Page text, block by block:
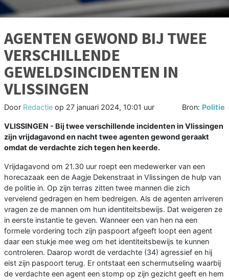
AGENTEN GEWOND BIJ TWEE
VERSCHILLENDE
GEWELDSINCIDENTEN IN
VLISSINGEN
Door Redactie op 27 januari 2024, 10:01 uur Bron: Politie
VLISSINGEN - Bij twee verschillende incidenten in Vlissingen
zijn vrijdagavond en nacht twee agenten gewond geraakt
omdat de verdachte zich tegen hen keerde.
Vrijdagavond om 21.30 uur roept een medewerker van een
horecazaak een de Aagje Dekenstraat in Vlissingen de hulp van
de politie in. Op zijn terras zitten twee mannen die zich
vervelend gedragen en hem bedreigen. Als de agenten arriveren
vragen ze de mannen om hun identiteitsbewijs. Dat weigeren ze
in eerste instantie te geven. Wanneer een van hen na een
formele vordering toch zijn paspoort afgeeft loopt een agent
daar een stukje mee weg om het identiteitsbewijs te kunnen
controleren. Daarop wordt de verdachte (34) agressief en hij
eist zijn paspoort terug. Er ontstaat een schermutseling waarbij
de verdachte een agent een stomp op zijn gezicht geeft en hem